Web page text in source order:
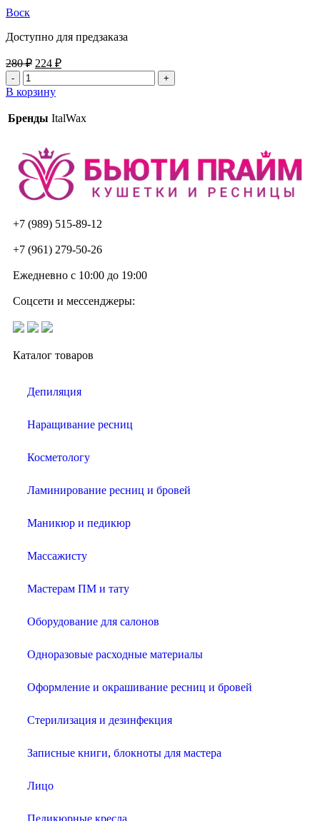
Воск
Доступно для предзаказа
280₽ 224 ₽
В корзину
Бренды ItalWax
+7 (989) 515-89-12
+7 (961) 279-50-26
Ежедневно с 10:00 до 19:00
Соцсети и мессенджеры:
Каталог товаров
Депиляция
Наращивание ресниц
Косметологу
Ламинирование ресниц и бровей
Маникюр и педикюр
Массажисту
Мастерам ПМ и тату
Оборудование для салонов
Одноразовые расходные материалы
Оформление и окрашивание ресниц и бровей
Стерилизация и дезинфекция
Записные книги, блокноты для мастера
Лицо
Педикюрные кресла